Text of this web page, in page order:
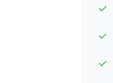
✓
✓
✓